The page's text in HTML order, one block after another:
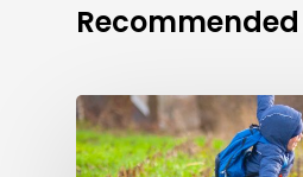
Recommended